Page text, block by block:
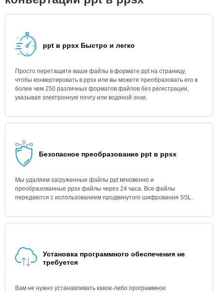
ppt в ppsx Быстро и легко
Просто перетащите ваши файлы в формате ppt на страницу,
чтобы конвертировать в ppsx или вы можете преобразовать его в
более чем 250 различных форматов файлов без регистрации,
указывая электронную почту или водяной знак.
Безопасное преобразование ppt в ppsx
Мы удаляем загруженные файлы ppt мгновенно и
преобразованные ppsx файлы через 24 часа. Все файлы
передаются с использованием продвинутого шифрования SSL.
Установка программного обеспечения не
требуется
Вам не нужно устанавливать какое-либо программное